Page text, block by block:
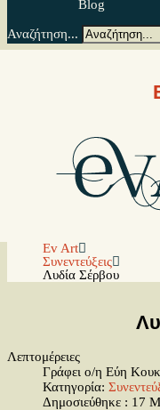
Blog
Αναζήτηση...
Ev Art
Συνεντεύξεις
Λυδία Σέρβου
Λεπτομέρειες
Γράφει ο/η Εύη
Κατηγορία:
Δημοσιεύθηκε : 17